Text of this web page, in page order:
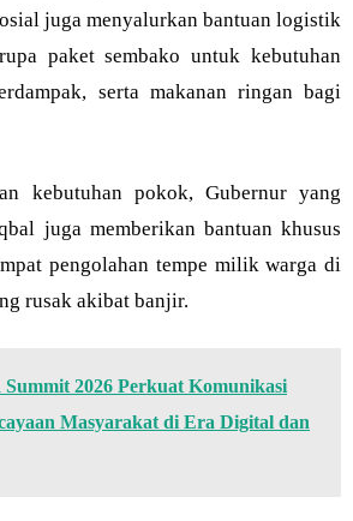
juga menyalurkan bantuan logistik
paket sembako untuk kebutuhan
serta makanan ringan bagi
kebutuhan pokok, Gubernur yang
juga memberikan bantuan khusus
pengolahan tempe milik warga di
rusak akibat banjir.
Summit 2026 Perkuat Komunikasi
Masyarakat di Era Digital dan